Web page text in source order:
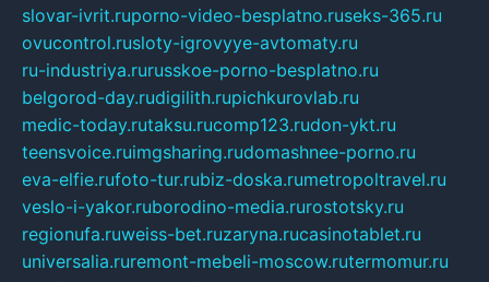
slovar-ivrit.ruporno-video-besplatno.ruseks-365.ru
ovucontrol.rusloty-igrovyye-avtomaty.ru
ru-industriya.rurusskoe-porno-besplatno.ru
belgorod-day.rudigilith.rupichkurovlab.ru
medic-today.rutaksu.rucomp123.rudon-ykt.ru
teensvoice.ruimgsharing.rudomashnee-porno.ru
eva-elfie.rufoto-tur.rubiz-doska.rumetropoltravel.ru
veslo-i-yakor.ruborodino-media.rurostotsky.ru
regionufa.ruweiss-bet.ruzaryna.rucasinotablet.ru
universalia.ruremont-mebeli-moscow.rutermomur.ru